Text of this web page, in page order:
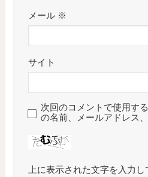
メール ※
サイト
次回のコメントで使用す
の名前、メールアドレス
上に表示された文字を入力し